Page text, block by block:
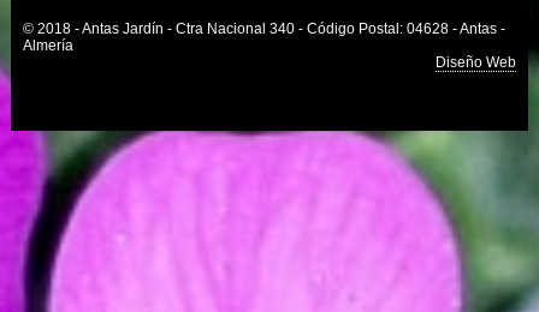
© 2018 - Antas Jardín - Ctra Nacional 340 - Código Postal: 04628 - Antas -
Almería
Diseño Web